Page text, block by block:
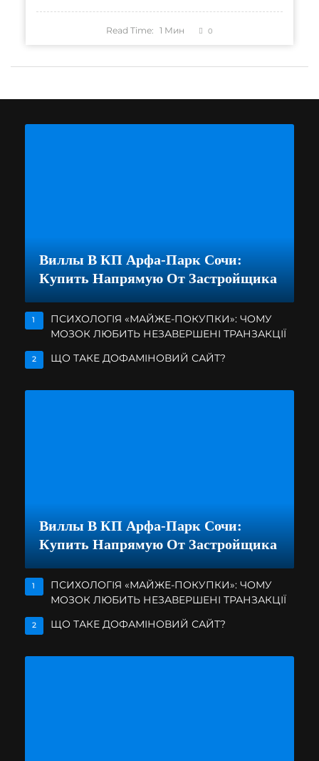
Read Time: 1 Мин 0
Виллы В КП Арфа-Парк Сочи:
Купить Напрямую От Застройщика
1
ПСИХОЛОГІЯ «МАЙЖЕ-ПОКУПКИ»: ЧОМУ
МОЗОК ЛЮБИТЬ НЕЗАВЕРШЕНІ ТРАНЗАКЦІЇ
2 ЩО ТАКЕ ДОФАМІНОВИЙ САЙТ?
Виллы В КП Арфа-Парк Сочи:
Купить Напрямую От Застройщика
1
ПСИХОЛОГІЯ «МАЙЖЕ-ПОКУПКИ»: ЧОМУ
МОЗОК ЛЮБИТЬ НЕЗАВЕРШЕНІ ТРАНЗАКЦІЇ
2 ЩО ТАКЕ ДОФАМІНОВИЙ САЙТ?